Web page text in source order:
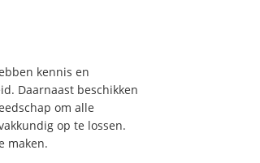
kennis en
Daarnaast beschikken
om alle
op te lossen.
maken.